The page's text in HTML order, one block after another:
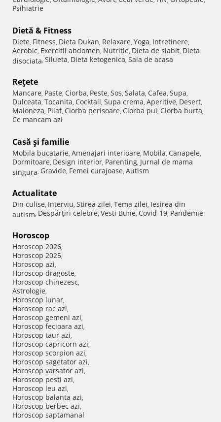
Psihiatrie
Dietă & Fitness
Diete, Fitness, Dieta Dukan, Relaxare, Yoga, Intretinere,
Aerobic, Exercitii abdomen, Nutritie, Dieta de slabit, Dieta
disociata, Silueta, Dieta ketogenica, Sala de acasa
Reţete
Mancare, Paste, Ciorba, Peste, Sos, Salata, Cafea, Supa,
Dulceata, Tocanita, Cocktail, Supa crema, Aperitive, Desert,
Maioneza, Pilaf, Ciorba perisoare, Ciorba pui, Ciorba burta,
Ce mancam azi
Casă şi familie
Mobila bucatarie, Amenajari interioare, Mobila, Canapele,
Dormitoare, Design interior, Parenting, Jurnal de mama
singura, Gravide, Femei curajoase, Autism
Actualitate
Din culise, Interviu, Stirea zilei, Tema zilei, Iesirea din
autism, Despărţiri celebre, Vesti Bune, Covid-19, Pandemie
Horoscop
Horoscop 2026,
Horoscop 2025,
Horoscop azi,
Horoscop dragoste,
Horoscop chinezesc,
Astrologie,
Horoscop lunar,
Horoscop rac azi,
Horoscop gemeni azi,
Horoscop fecioara azi,
Horoscop taur azi,
Horoscop capricorn azi,
Horoscop scorpion azi,
Horoscop sagetator azi,
Horoscop varsator azi,
Horoscop pesti azi,
Horoscop leu azi,
Horoscop balanta azi,
Horoscop berbec azi,
Horoscop saptamanal